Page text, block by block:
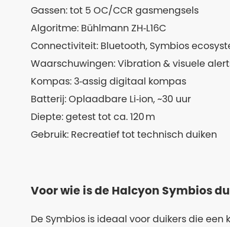
Gassen: tot 5 OC/CCR gasmengsels
Algoritme: Bühlmann ZH‑L16C
Connectiviteit: Bluetooth, Symbios
Waarschuwingen: Vibration & visuele
Kompas: 3‑assig digitaal kompas
Batterij: Oplaadbare Li‑ion, ~30 uur
Diepte: getest tot ca. 120 m
Gebruik: Recreatief tot technisch duiken
Voor wie is de Halcyon Symbios
De Symbios is ideaal voor duikers die